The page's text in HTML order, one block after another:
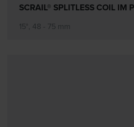
SCRAIL® SPLITLESS COIL IM
15°, 48 - 75 mm